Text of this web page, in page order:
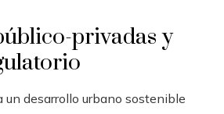
privadas y
un desarrollo urbano sostenible